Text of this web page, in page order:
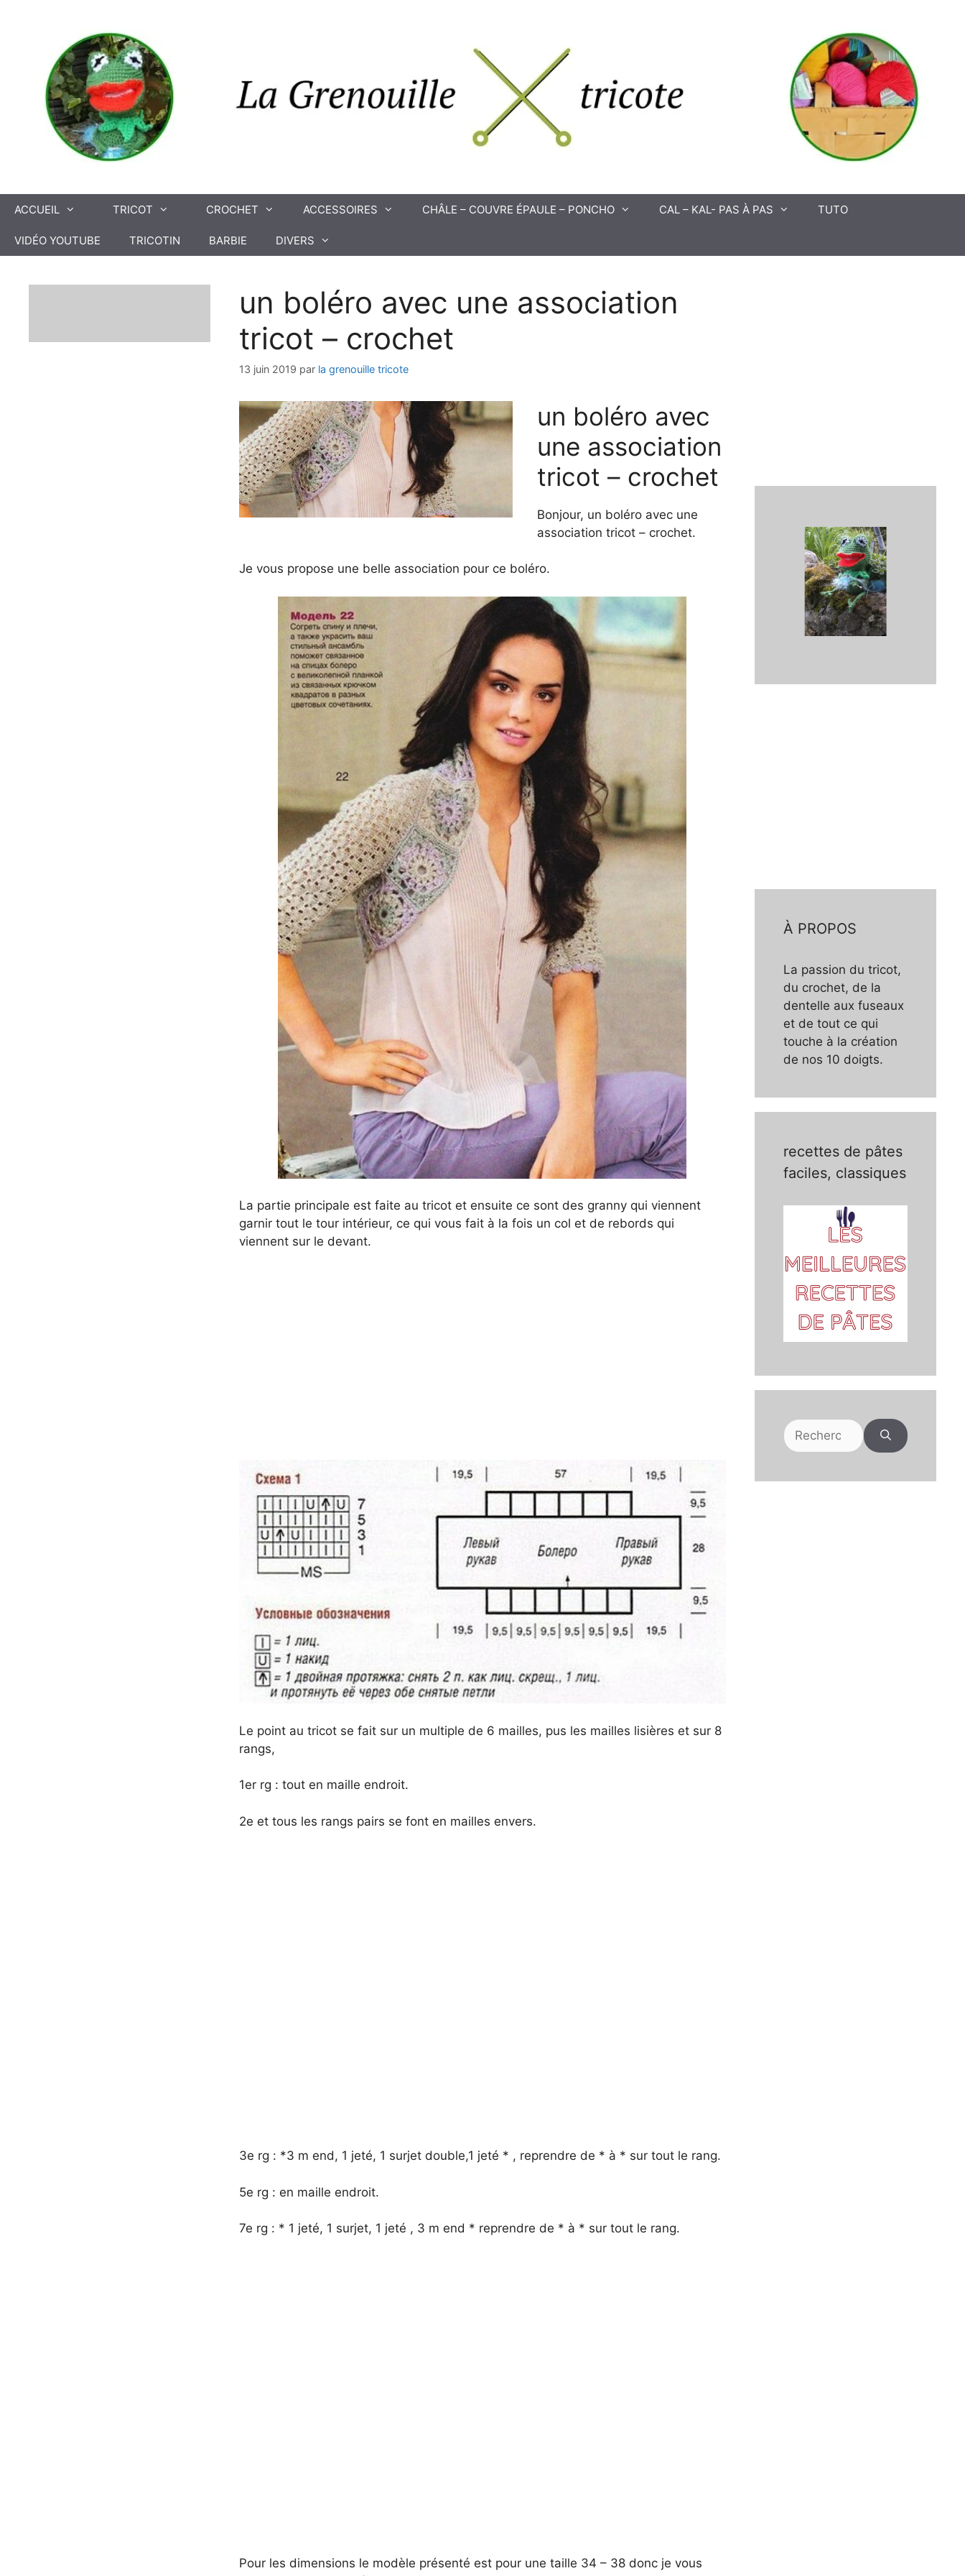
ACCUEIL TRICOT CROCHET ACCESSOIRES CHÂLE – COUVRE ÉPAULE – PONCHO CAL – KAL- PAS À PAS TUTO
VIDÉO YOUTUBE TRICOTIN BARBIE DIVERS
un boléro avec une association
tricot – crochet
13 juin 2019 par la grenouille tricote
un boléro avec
une association
tricot – crochet
Bonjour, un boléro avec une
association tricot – crochet.
Je vous propose une belle association pour ce boléro.
La partie principale est faite au tricot et ensuite ce sont des granny qui viennent
garnir tout le tour intérieur, ce qui vous fait à la fois un col et de rebords qui
viennent sur le devant.
Le point au tricot se fait sur un multiple de 6 mailles, pus les mailles lisières et sur 8
rangs,
1er rg : tout en maille endroit.
2e et tous les rangs pairs se font en mailles envers.
3e rg : *3 m end, 1 jeté, 1 surjet double,1 jeté * , reprendre de * à * sur tout le rang.
5e rg : en maille endroit.
7e rg : * 1 jeté, 1 surjet, 1 jeté , 3 m end * reprendre de * à * sur tout le rang.
Pour les dimensions le modèle présenté est pour une taille 34 – 38 donc je vous
À PROPOS
La passion du tricot,
du crochet, de la
dentelle aux fuseaux
et de tout ce qui
touche à la création
de nos 10 doigts.
recettes de pâtes
faciles, classiques
Rechercher :